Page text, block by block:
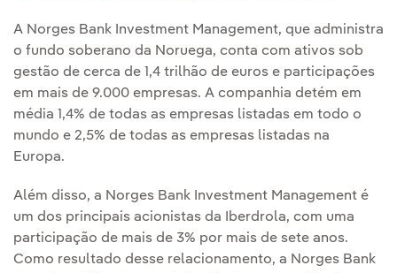
A Norges Bank Investment Management, que administra
o fundo soberano da Noruega, conta com ativos sob
gestão de cerca de 1,4 trilhão de euros e participações
em mais de 9.000 empresas. A companhia detém em
média 1,4% de todas as empresas listadas em todo o
mundo e 2,5% de todas as empresas listadas na
Europa.
Além disso, a Norges Bank Investment Management é
um dos principais acionistas da Iberdrola, com uma
participação de mais de 3% por mais de sete anos.
Como resultado desse relacionamento, a Norges Bank